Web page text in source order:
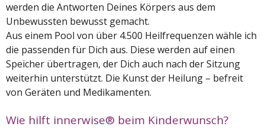
werden die Antworten Deines Körpers aus dem
Unbewussten bewusst gemacht.
Aus einem Pool von über 4.500 Heilfrequenzen wähle ich
die passenden für Dich aus. Diese werden auf einen
Speicher übertragen, der Dich auch nach der Sitzung
weiterhin unterstützt. Die Kunst der Heilung – befreit
von Geräten und Medikamenten.
Wie hilft innerwise® beim Kinderwunsch?